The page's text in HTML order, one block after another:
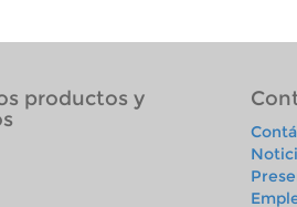
productos y